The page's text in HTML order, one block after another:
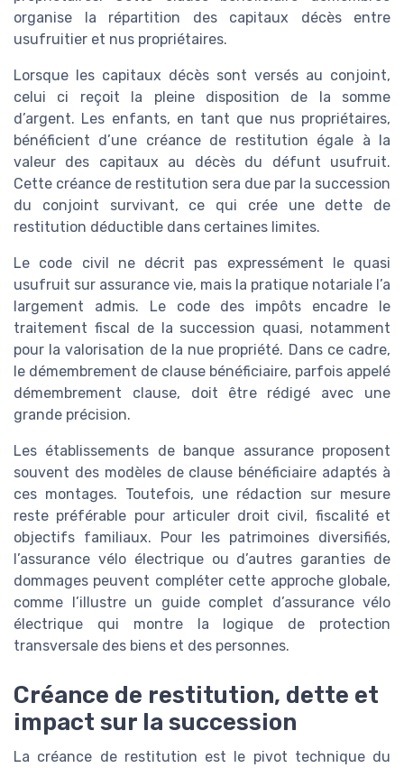
organise la répartition des capitaux décès entre
usufruitier et nus propriétaires.
Lorsque les capitaux décès sont versés au conjoint,
celui ci reçoit la pleine disposition de la somme
d’argent. Les enfants, en tant que nus propriétaires,
bénéficient d’une créance de restitution égale à la
valeur des capitaux au décès du défunt usufruit.
Cette créance de restitution sera due par la succession
du conjoint survivant, ce qui crée une dette de
restitution déductible dans certaines limites.
Le code civil ne décrit pas expressément le quasi
usufruit sur assurance vie, mais la pratique notariale l’a
largement admis. Le code des impôts encadre le
traitement fiscal de la succession quasi, notamment
pour la valorisation de la nue propriété. Dans ce cadre,
le démembrement de clause bénéficiaire, parfois appelé
démembrement clause, doit être rédigé avec une
grande précision.
Les établissements de banque assurance proposent
souvent des modèles de clause bénéficiaire adaptés à
ces montages. Toutefois, une rédaction sur mesure
reste préférable pour articuler droit civil, fiscalité et
objectifs familiaux. Pour les patrimoines diversifiés,
l’assurance vélo électrique ou d’autres garanties de
dommages peuvent compléter cette approche globale,
comme l’illustre un guide complet d’assurance vélo
électrique qui montre la logique de protection
transversale des biens et des personnes.
Créance de restitution, dette et
impact sur la succession
La créance de restitution est le pivot technique du